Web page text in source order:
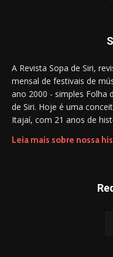
A Revista Sopa de Siri,
mensal de festivais de
ano 2000 - simples Folha
de Siri. Hoje é uma
Itajaí, com 21 anos de
Leia mais sobre nossa